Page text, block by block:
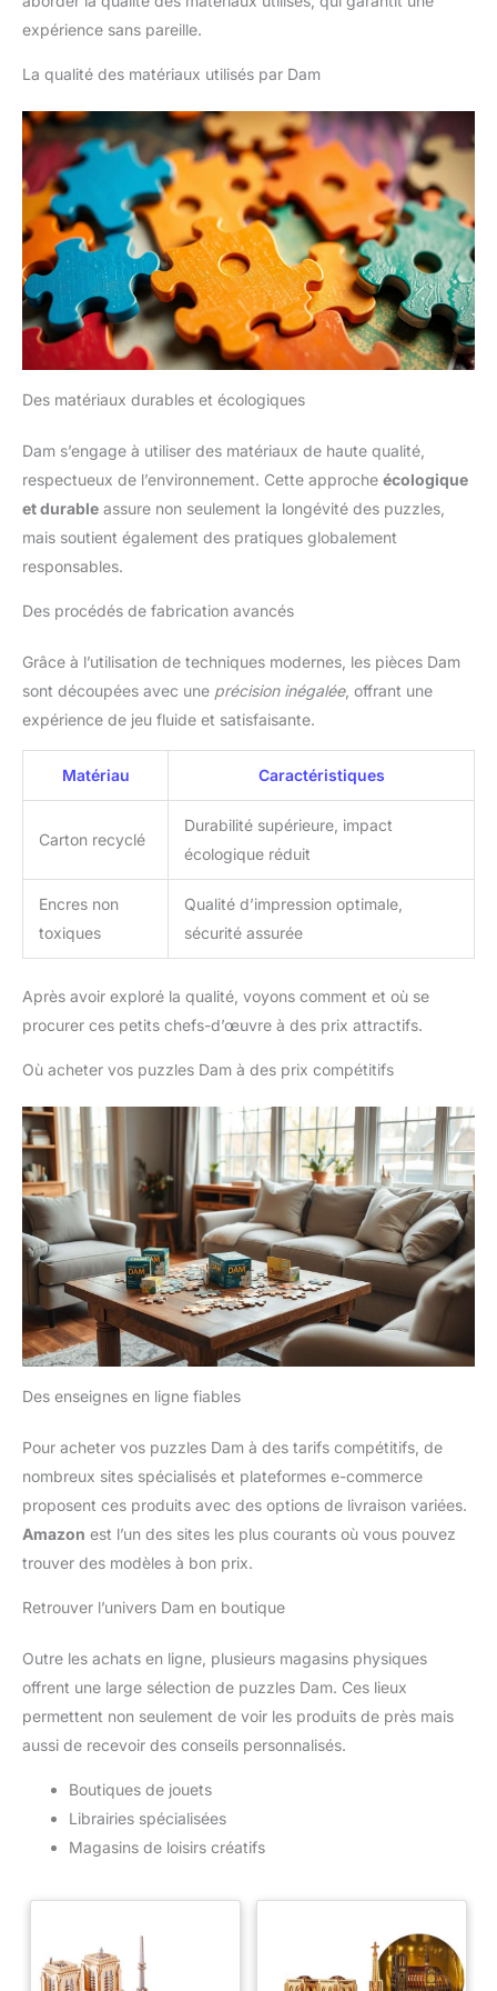
expérience sans pareille.
La qualité des matériaux utilisés par Dam
Des matériaux durables et écologiques
Dam s’engage à utiliser des matériaux de haute qualité,
respectueux de l’environnement. Cette approche écologique
et durable assure non seulement la longévité des puzzles,
mais soutient également des pratiques globalement
responsables.
Des procédés de fabrication avancés
Grâce à l’utilisation de techniques modernes, les pièces Dam
sont découpées avec une précision inégalée, offrant une
expérience de jeu fluide et satisfaisante.
Matériau Caractéristiques
Carton recyclé
Durabilité supérieure, impact
écologique réduit
Encres non
toxiques
Qualité d’impression optimale,
sécurité assurée
Après avoir exploré la qualité, voyons comment et où se
procurer ces petits chefs-d’œuvre à des prix attractifs.
Où acheter vos puzzles Dam à des prix compétitifs
Des enseignes en ligne fiables
Pour acheter vos puzzles Dam à des tarifs compétitifs, de
nombreux sites spécialisés et plateformes e-commerce
proposent ces produits avec des options de livraison variées.
Amazon est l’un des sites les plus courants où vous pouvez
trouver des modèles à bon prix.
Retrouver l’univers Dam en boutique
Outre les achats en ligne, plusieurs magasins physiques
offrent une large sélection de puzzles Dam. Ces lieux
permettent non seulement de voir les produits de près mais
aussi de recevoir des conseils personnalisés.
Boutiques de jouets
Librairies spécialisées
Magasins de loisirs créatifs